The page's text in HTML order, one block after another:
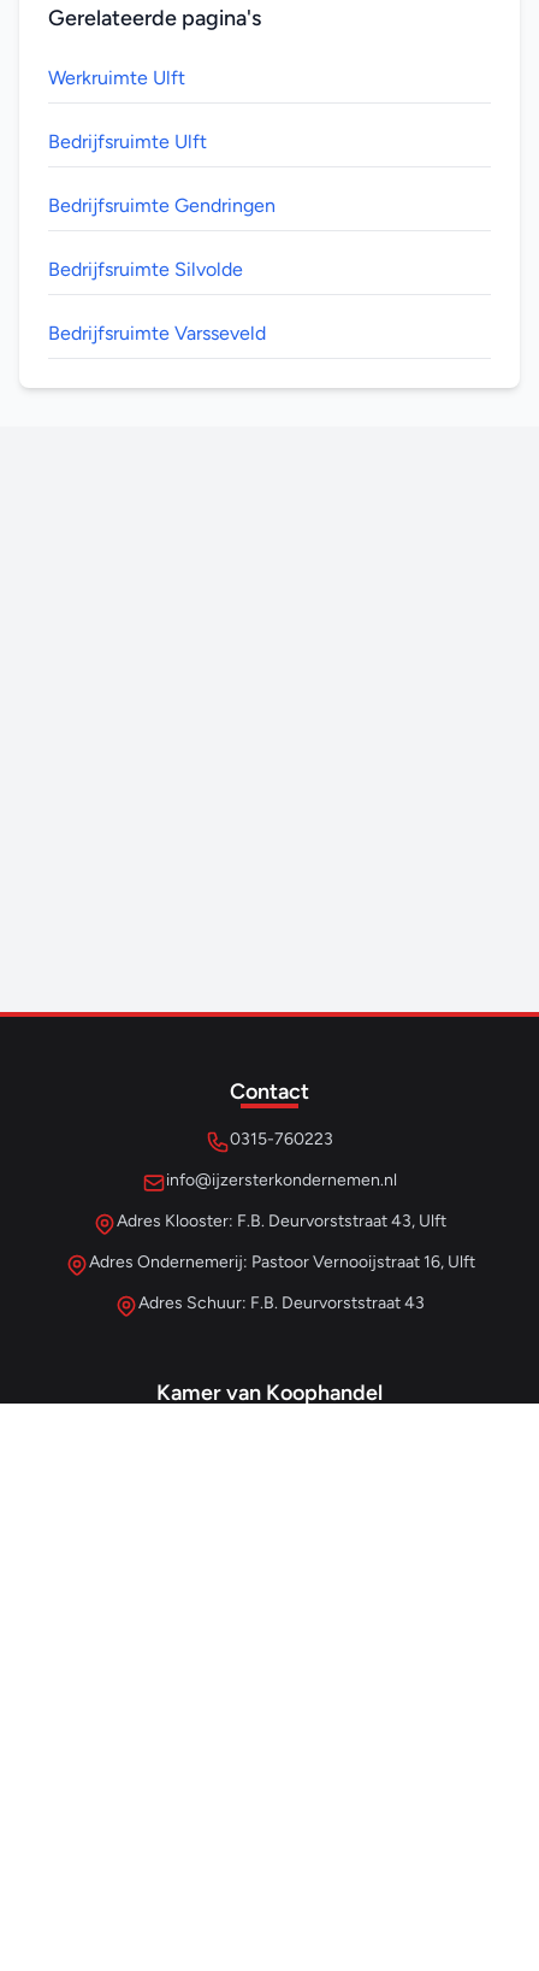
Gerelateerde pagina's
Werkruimte Ulft
Bedrijfsruimte Ulft
Bedrijfsruimte Gendringen
Bedrijfsruimte Silvolde
Bedrijfsruimte Varsseveld
Contact
0315-760223
info@ijzersterkondernemen.nl
Adres Klooster: F.B. Deurvorststraat 43, Ulft
Adres Ondernemerij: Pastoor Vernooijstraat 16, Ulft
Adres Schuur: F.B. Deurvorststraat 43
Kamer van Koophandel